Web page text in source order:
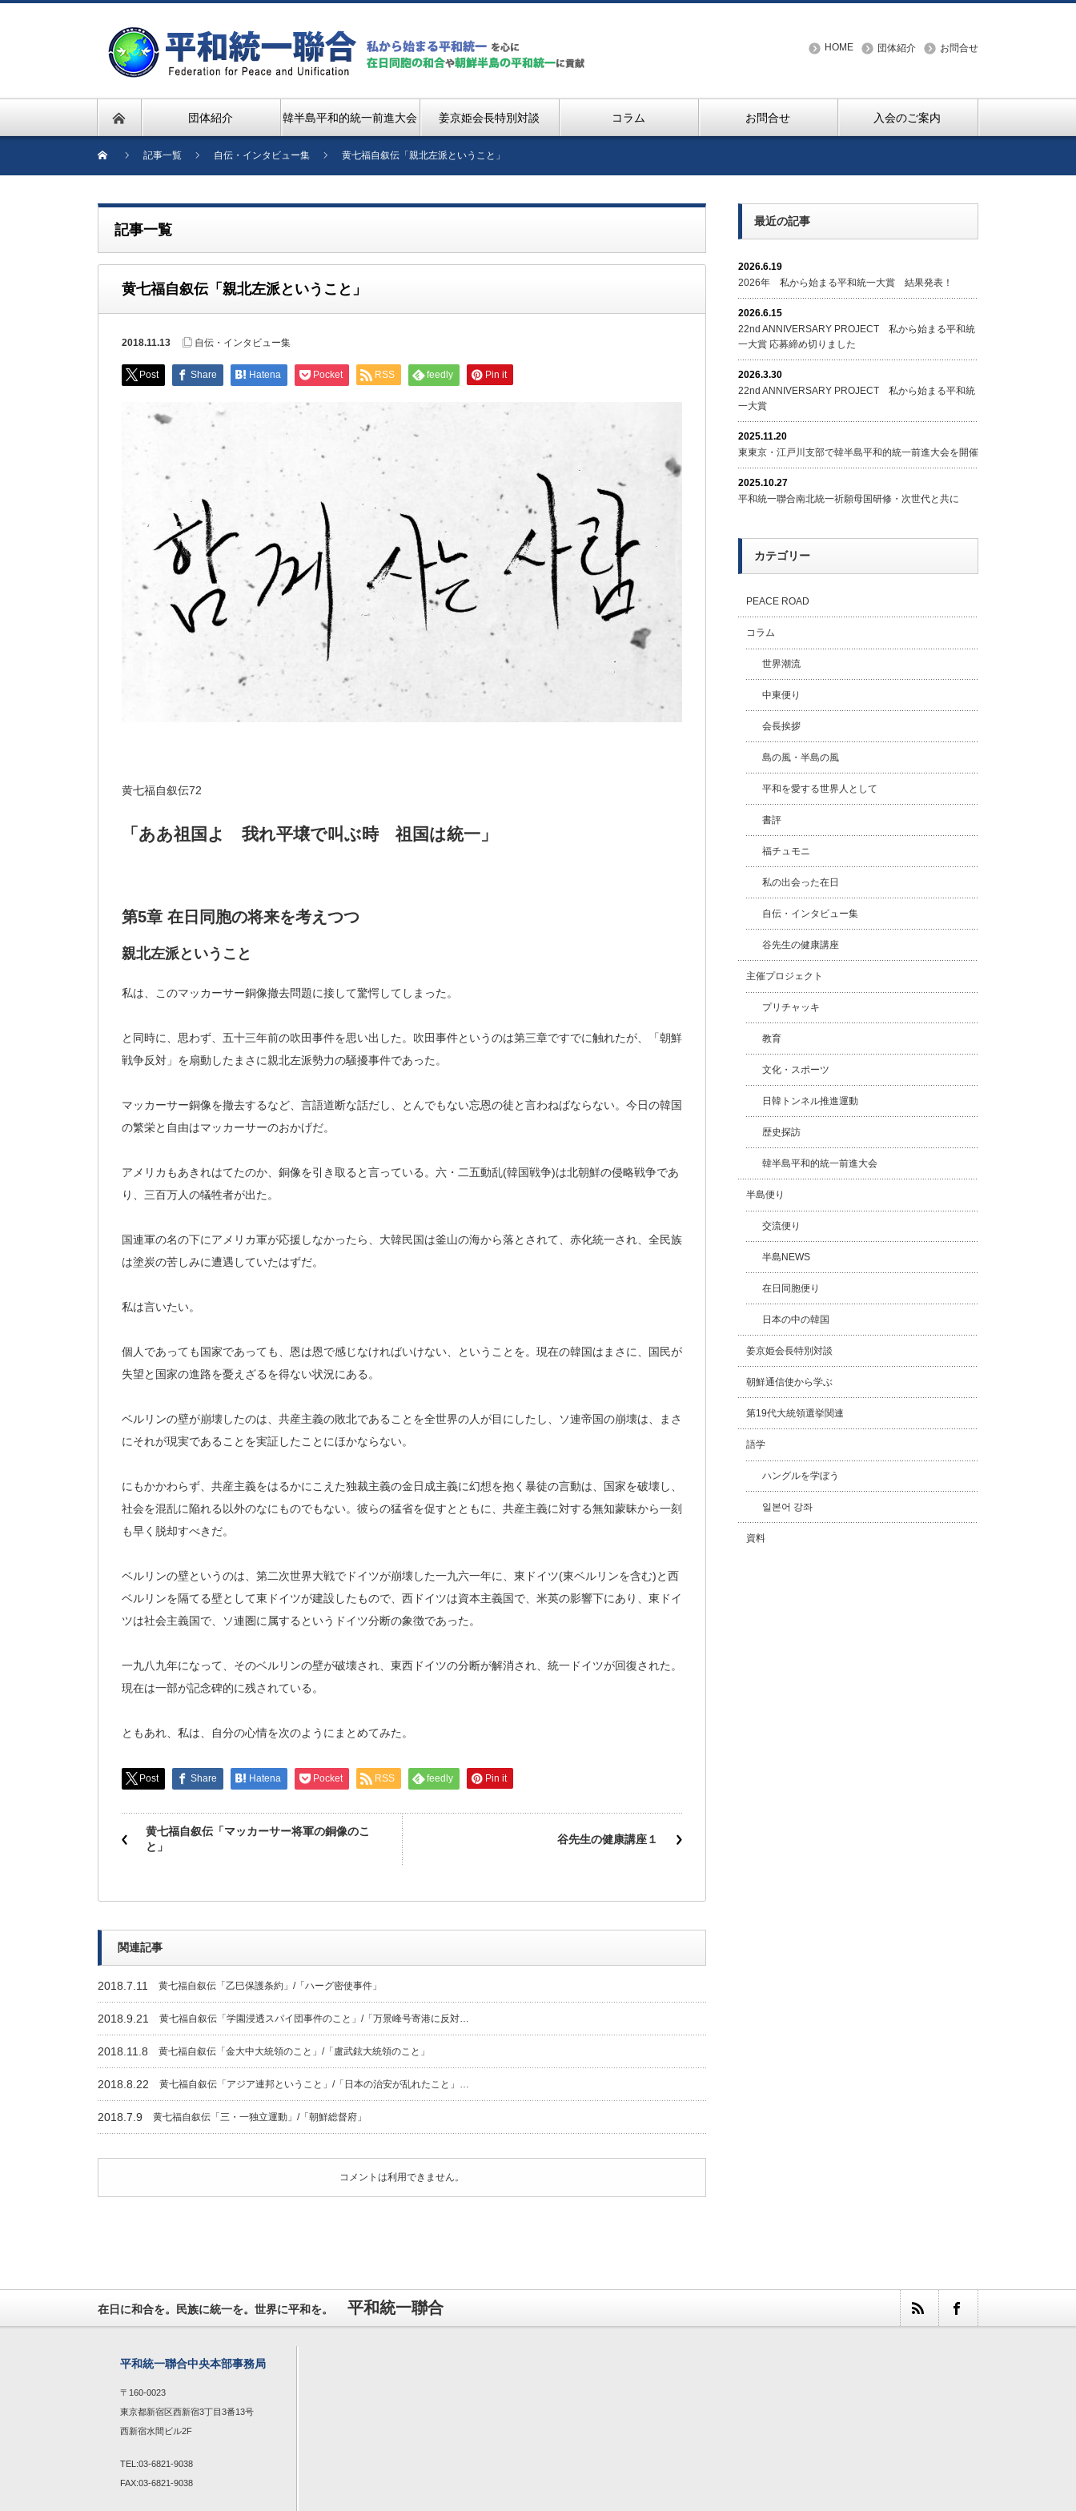
HOME 団体紹介 お問合せ
団体紹介 韓半島平和的統一前進大会 姜京姫会長特別対談 コラム お問合せ 入会のご案内
記事一覧 自伝・インタビュー集 黄七福自叙伝「親北左派ということ」
記事一覧
黄七福自叙伝「親北左派ということ」
2018.11.13 自伝・インタビュー集
Post Share Hatena Pocket RSS feedly Pin it
黄七福自叙伝72
「ああ祖国よ 我れ平壌で叫ぶ時 祖国は統一」
第5章 在日同胞の将来を考えつつ
親北左派ということ
私は、このマッカーサー銅像撤去問題に接して驚愕してしまった。
と同時に、思わず、五十三年前の吹田事件を思い出した。吹田事件というのは第三章ですでに触れたが、「朝鮮
戦争反対」を扇動したまさに親北左派勢力の騒擾事件であった。
マッカーサー銅像を撤去するなど、言語道断な話だし、とんでもない忘恩の徒と言わねばならない。今日の韓国
の繁栄と自由はマッカーサーのおかげだ。
アメリカもあきれはてたのか、銅像を引き取ると言っている。六・二五動乱(韓国戦争)は北朝鮮の侵略戦争であ
り、三百万人の犠牲者が出た。
国連軍の名の下にアメリカ軍が応援しなかったら、大韓民国は釜山の海から落とされて、赤化統一され、全民族
は塗炭の苦しみに遭遇していたはずだ。
私は言いたい。
個人であっても国家であっても、恩は恩で感じなければいけない、ということを。現在の韓国はまさに、国民が
失望と国家の進路を憂えざるを得ない状況にある。
ベルリンの壁が崩壊したのは、共産主義の敗北であることを全世界の人が目にしたし、ソ連帝国の崩壊は、まさ
にそれが現実であることを実証したことにほかならない。
にもかかわらず、共産主義をはるかにこえた独裁主義の金日成主義に幻想を抱く暴徒の言動は、国家を破壊し、
社会を混乱に陥れる以外のなにものでもない。彼らの猛省を促すとともに、共産主義に対する無知蒙昧から一刻
も早く脱却すべきだ。
ベルリンの壁というのは、第二次世界大戦でドイツが崩壊した一九六一年に、東ドイツ(東ベルリンを含む)と西
ベルリンを隔てる壁として東ドイツが建設したもので、西ドイツは資本主義国で、米英の影響下にあり、東ドイ
ツは社会主義国で、ソ連圏に属するというドイツ分断の象徴であった。
一九八九年になって、そのベルリンの壁が破壊され、東西ドイツの分断が解消され、統一ドイツが回復された。
現在は一部が記念碑的に残されている。
ともあれ、私は、自分の心情を次のようにまとめてみた。
Post Share Hatena Pocket RSS feedly Pin it
黄七福自叙伝「マッカーサー将軍の銅像のこ
と」
谷先生の健康講座１
関連記事
2018.7.11 黄七福自叙伝「乙巳保護条約」/「ハーグ密使事件」
2018.9.21 黄七福自叙伝「学園浸透スパイ団事件のこと」/「万景峰号寄港に反対…
2018.11.8 黄七福自叙伝「金大中大統領のこと」/「盧武鉉大統領のこと」
2018.8.22 黄七福自叙伝「アジア連邦ということ」/「日本の治安が乱れたこと」…
2018.7.9 黄七福自叙伝「三・一独立運動」/「朝鮮総督府」
コメントは利用できません。
最近の記事
2026.6.19
2026年 私から始まる平和統一大賞 結果発表！
2026.6.15
22nd ANNIVERSARY PROJECT 私から始まる平和統
一大賞 応募締め切りました
2026.3.30
22nd ANNIVERSARY PROJECT 私から始まる平和統
一大賞
2025.11.20
東東京・江戸川支部で韓半島平和的統一前進大会を開催
2025.10.27
平和統一聯合南北統一祈願母国研修・次世代と共に
カテゴリー
PEACE ROAD
コラム
世界潮流
中東便り
会長挨拶
島の風・半島の風
平和を愛する世界人として
書評
福チュモニ
私の出会った在日
自伝・インタビュー集
谷先生の健康講座
主催プロジェクト
プリチャッキ
教育
文化・スポーツ
日韓トンネル推進運動
歴史探訪
韓半島平和的統一前進大会
半島便り
交流便り
半島NEWS
在日同胞便り
日本の中の韓国
姜京姫会長特別対談
朝鮮通信使から学ぶ
第19代大統領選挙関連
語学
ハングルを学ぼう
일본어 강좌
資料
在日に和合を。民族に統一を。世界に平和を。 平和統一聯合
平和統一聯合中央本部事務局
〒160-0023
東京都新宿区西新宿3丁目3番13号
西新宿水間ビル2F
TEL:03-6821-9038
FAX:03-6821-9038